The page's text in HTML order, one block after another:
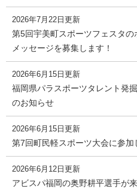
2026年7月22日更新
第5回宇美町スポーツフェスタ
メッセージを募集します！
2026年6月15日更新
福岡県パラスポーツタレント発
のお知らせ
2026年6月15日更新
第7回町民軽スポーツ大会に参加
2026年6月12日更新
アビスパ福岡の奥野耕平選手が